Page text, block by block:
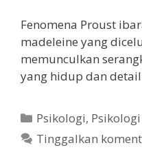
Fenomena Proust
madeleine yang
memunculkan
yang hidup dan detail
Kategori
Psikologi,
Tinggalkan